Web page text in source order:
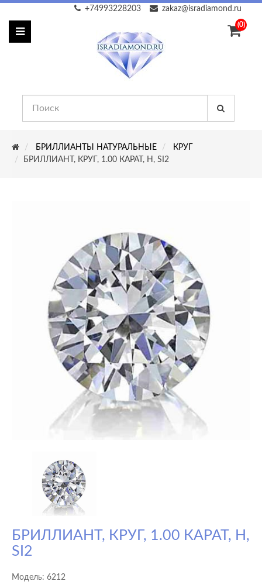
zakaz@isradiamond.ru
+74993228203
(0)
БРИЛЛИАНТЫ НАТУРАЛЬНЫЕ
КРУГ
БРИЛЛИАНТ, КРУГ, 1.00 КАРАТ, H, SI2
БРИЛЛИАНТ, КРУГ, 1.00 КАРАТ, H,
SI2
Модель: 6212